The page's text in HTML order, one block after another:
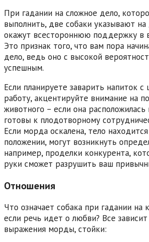
При гадании на сложное дело,
выполнить, две собаки указывают
окажут всестороннюю поддержку в
Это признак того, что вам пора
дело, ведь оно с высокой
успешным.
Если планируете заварить напиток
работу, акцентируйте внимание на
животного – если она
готовы к плодотворному
Если морда оскалена, тело
положении, могут возникнуть
например, проделки конкурента,
руки сможет разрушить ваш
Отношения
Что означает собака при гадании на
если речь идет о любви? Все
выражения морды, стойки: